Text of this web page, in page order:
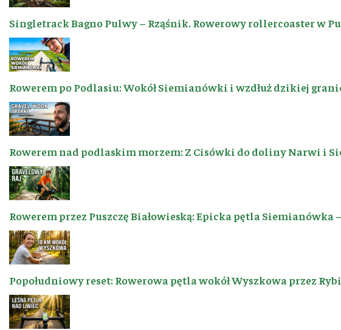
Singletrack Bagno Pulwy – Rząśnik. Rowerowy rollercoaster w
Rowerem po Podlasiu: Wokół Siemianówki i wzdłuż dzikiej
Rowerem nad podlaskim morzem: Z Cisówki do doliny Narwi i
Rowerem przez Puszczę Białowieską: Epicka pętla Siemianówka
Popołudniowy reset: Rowerowa pętla wokół Wyszkowa przez